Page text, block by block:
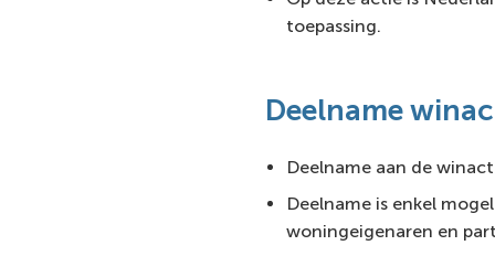
toepassing.
Deelname
Deelname aan de
Deelname is enkel
woningeigenaren en